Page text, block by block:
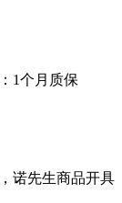
1个月质保
诺先生商品开具